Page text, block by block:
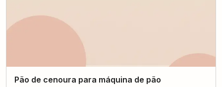
Pão de cenoura para máquina de pão